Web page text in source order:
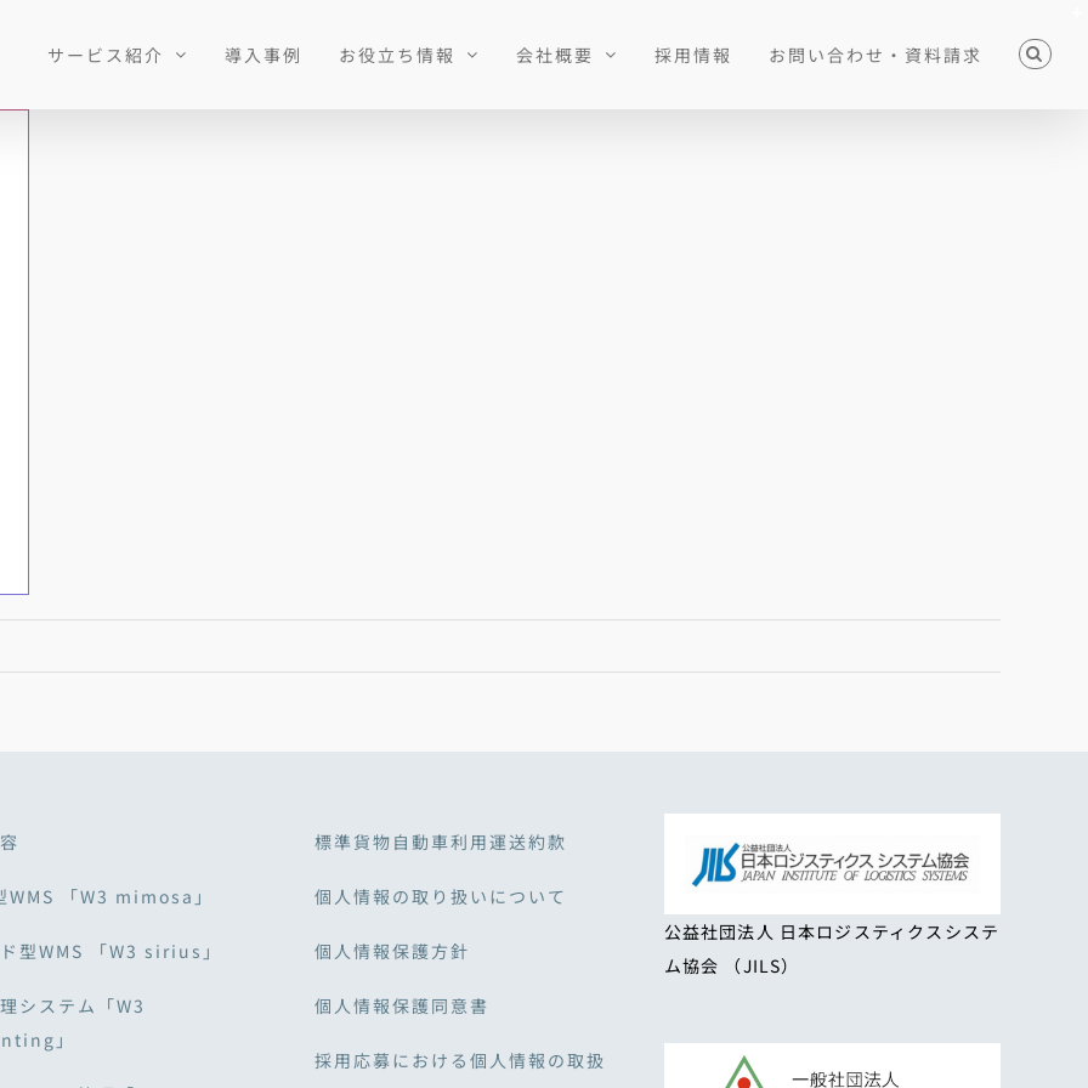
サービス紹介 導入事例 お役立ち情報 会社概要 採用情報 お問い合わせ・資料請求
WMS 「W3 mimosa」
型WMS 「W3 sirius」
システム「W3
」
標準貨物自動車利用運送約款
個人情報の取り扱いについて
個人情報保護方針
個人情報保護同意書
採用応募における個人情報の取扱
公益社団法人 日本ロジスティクスシステ
ム協会 （JILS）